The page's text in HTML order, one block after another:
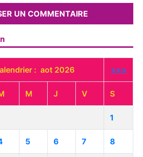
: aot 2026 >>>
M J V S
1
5 6 7 8